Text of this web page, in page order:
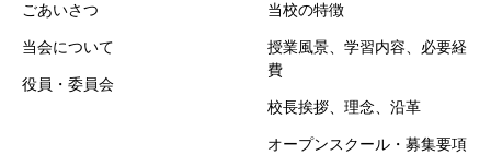
ごあいさつ
当会について
役員・委員会
当校の特徴
授業風景、学習内容、必要経
費
校長挨拶、理念、沿革
オープンスクール・募集要項